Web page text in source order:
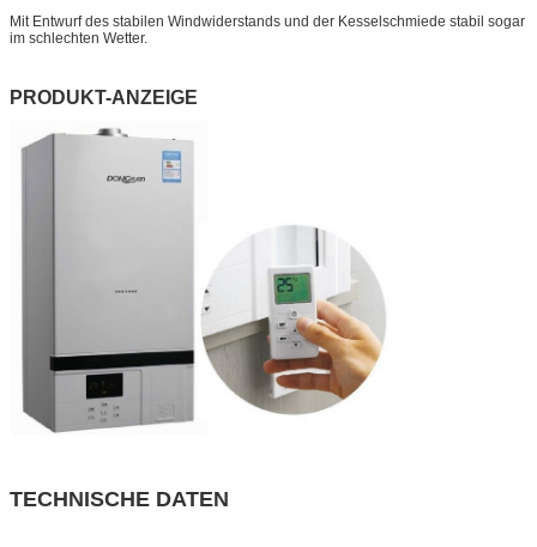
Mit Entwurf des stabilen Windwiderstands und der Kesselschmiede stabil sogar
im schlechten Wetter.
PRODUKT-ANZEIGE
TECHNISCHE DATEN